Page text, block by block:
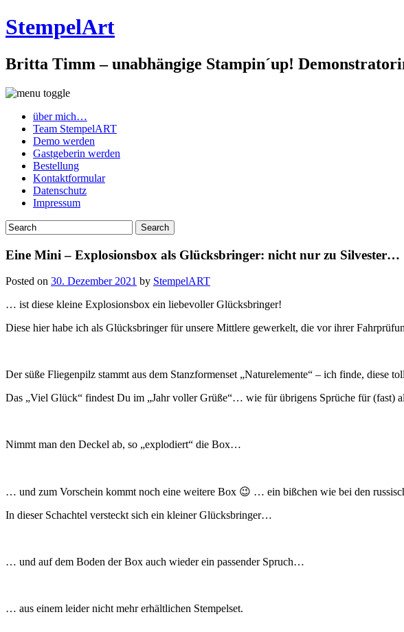
StempelArt
Britta Timm – unabhängige Stampin´up!
über mich…
Team StempelART
Demo werden
Gastgeberin werden
Bestellung
Kontaktformular
Datenschutz
Impressum
Eine Mini – Explosionsbox als Glücksbringer: nicht nur zu Silvester…
Posted on 30. Dezember 2021 by StempelART
… ist diese kleine Explosionsbox ein liebevoller Glücksbringer!
Diese hier habe ich als Glücksbringer für unsere Mittlere gewerkelt, die vor ihrer
Der süße Fliegenpilz stammt aus dem Stanzformenset „Naturelemente“ – ich finde, diese
Das „Viel Glück“ findest Du im „Jahr voller Grüße“… wie für übrigens Sprüche für (fast)
Nimmt man den Deckel ab, so „explodiert“ die Box…
… und zum Vorschein kommt noch eine weitere Box 😉 … ein bißchen wie bei den
In dieser Schachtel versteckt sich ein kleiner Glücksbringer…
… und auf dem Boden der Box auch wieder ein passender Spruch…
… aus einem leider nicht mehr erhältlichen Stempelset.